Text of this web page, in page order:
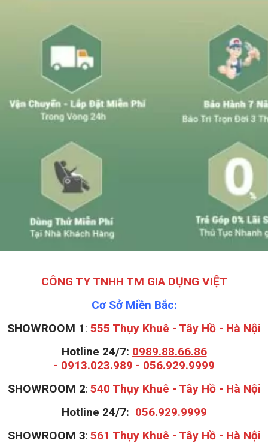
CÔNG TY TNHH TM GIA DỤNG VIỆT
Cơ Sở Miền Bắc:
SHOWROOM 1: 555 Thụy Khuê - Tây Hồ - Hà Nội
Hotline 24/7: 0989.88.66.86
- 0913.023.989 - 056.929.9999
SHOWROOM 2: 540 Thụy Khuê - Tây Hồ - Hà Nội
Hotline 24/7: 056.929.9999
SHOWROOM 3: 561 Thụy Khuê - Tây Hồ - Hà Nội